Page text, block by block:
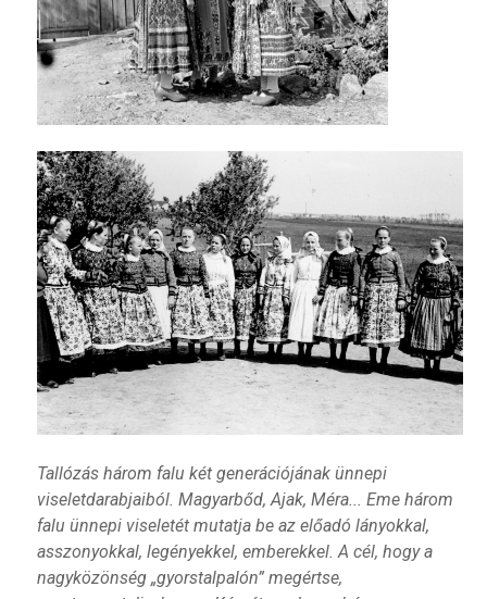
Tallózás három falu két generációjának ünnepi
viseletdarabjaiból. Magyarbőd, Ajak, Méra... Eme három
falu ünnepi viseletét mutatja be az előadó lányokkal,
asszonyokkal, legényekkel, emberekkel. A cél, hogy a
nagyközönség „gyorstalpalón” megértse,